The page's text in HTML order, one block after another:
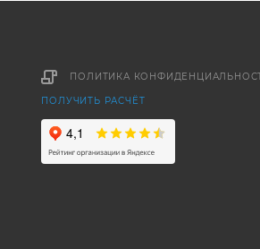
ПОЛИТИКА
ПОЛУЧИТЬ РАСЧЁТ